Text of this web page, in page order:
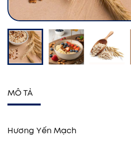
MÔ TẢ
Hương Yến Mạch